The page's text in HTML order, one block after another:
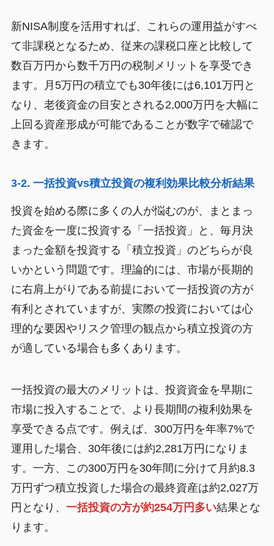
新NISA制度を活用すれば、これらの運用益がすべ
て非課税となるため、従来の課税口座と比較して
数百万円から数千万円の税制メリットを享受でき
ます。月5万円の積立でも30年後には6,101万円と
なり、老後資金の目安とされる2,000万円を大幅に
上回る資産形成が可能であることが数字で確認で
きます。
3-2. 一括投資vs積立投資の複利効果比較分析結果
投資を始める際に多くの人が悩むのが、まとまっ
た資金を一度に投資する「一括投資」と、毎月決
まった金額を投資する「積立投資」のどちらが良
いかという問題です。理論的には、市場が長期的
に右肩上がりである前提において一括投資の方が
有利とされていますが、実際の投資においては心
理的な要因やリスク管理の観点から積立投資の方
が適している場合も多くあります。
一括投資の最大のメリットは、投資資金を早期に
市場に投入することで、より長期間の複利効果を
享受できる点です。例えば、300万円を年率7%で
運用した場合、30年後には約2,281万円になりま
す。一方、この300万円を30年間に分けて月約8.3
万円ずつ積立投資した場合の最終資産は約2,027万
円となり、 一括投資の方が約254万円多い結果とな
ります。